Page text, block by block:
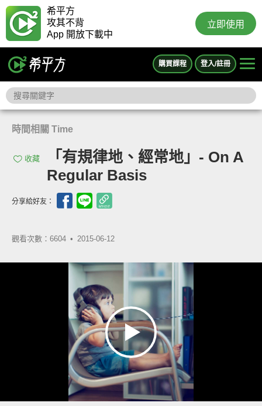
希平方
攻其不背
App 開放下載中
立即使用
購買課程 登入/註冊
時間相關 Time
收藏
「有規律地、經常地」- On A
Regular Basis
分享給好友：
觀看次數：6604 • 2015-06-12